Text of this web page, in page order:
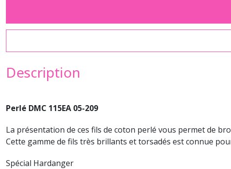
Description
Perlé DMC 115EA 05-209
La présentation de ces fils de coton perlé vous permet de
Cette gamme de fils très brillants et torsadés est connue
Spécial Hardanger